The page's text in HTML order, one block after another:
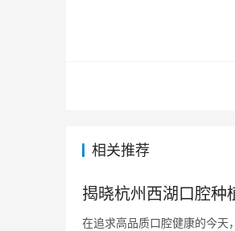
相关推荐
揭晓杭州西湖口腔
在追求高品质口腔健康的今天